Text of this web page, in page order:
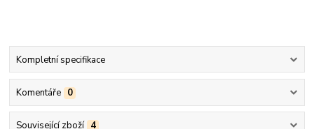
Kompletní specifikace
Komentáře 0
Související zboží 4